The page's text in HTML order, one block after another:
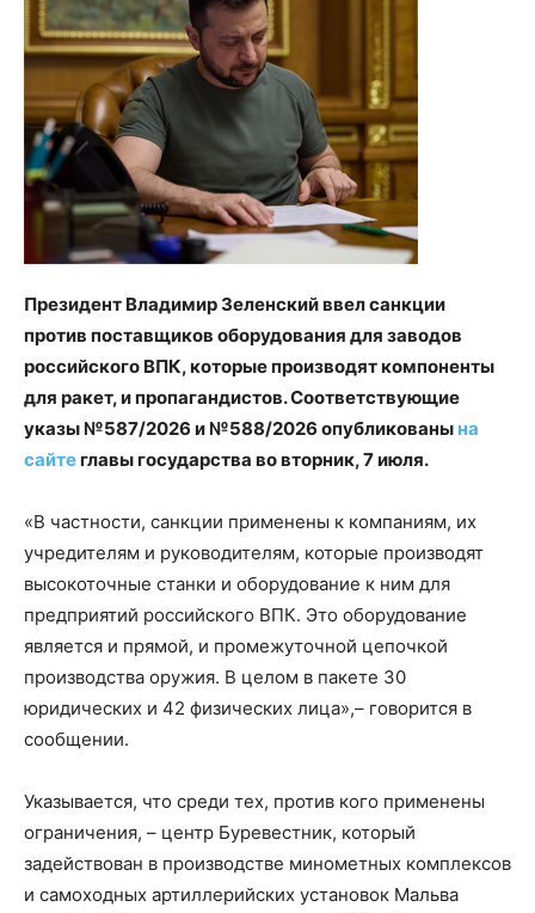
Президент Владимир Зеленский ввел санкции
против поставщиков оборудования для заводов
российского ВПК, которые производят компоненты
для ракет, и пропагандистов. Соответствующие
указы №587/2026 и №588/2026 опубликованы на
сайтеглавы государства во вторник, 7 июля.
«В частности, санкции применены к компаниям, их
учредителям и руководителям, которые производят
высокоточные станки и оборудование к ним для
предприятий российского ВПК. Это оборудование
является и прямой, и промежуточной цепочкой
производства оружия. В целом в пакете 30
юридических и 42 физических лица»,– говорится в
сообщении.
Указывается, что среди тех, против кого применены
ограничения, – центр Буревестник, который
задействован в производстве минометных комплексов
и самоходных артиллерийских установок Мальва